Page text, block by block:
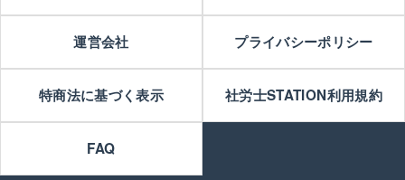
運営会社 プライバシーポリシー
特商法に基づく表示 社労士STATION利用規約
FAQ